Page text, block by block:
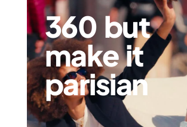
360 but
make it
parisian